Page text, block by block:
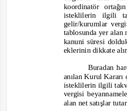
koordinatör
isteklilerin ilgili
gelir/kurumlar
tablosunda yer alan
kanuni süresi
eklerinin dikkate
Buradan
anılan Kurul
isteklilerin ilgili
vergisi
alan net satışlar